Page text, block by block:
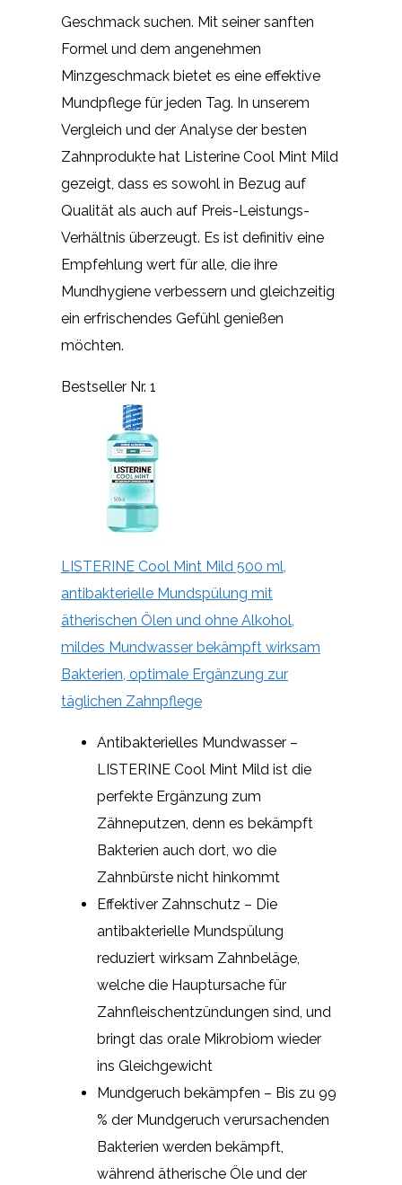
Geschmack suchen. Mit seiner sanften
Formel und dem angenehmen
Minzgeschmack bietet es eine effektive
Mundpflege für jeden Tag. In unserem
Vergleich und der Analyse der besten
Zahnprodukte hat Listerine Cool Mint Mild
gezeigt, dass es sowohl in Bezug auf
Qualität als auch auf Preis-Leistungs-
Verhältnis überzeugt. Es ist definitiv eine
Empfehlung wert für alle, die ihre
Mundhygiene verbessern und gleichzeitig
ein erfrischendes Gefühl genießen
möchten.
Bestseller Nr. 1
LISTERINE Cool Mint Mild 500 ml,
antibakterielle Mundspülung mit
ätherischen Ölen und ohne Alkohol,
mildes Mundwasser bekämpft wirksam
Bakterien, optimale Ergänzung zur
täglichen Zahnpflege
Antibakterielles Mundwasser –
LISTERINE Cool Mint Mild ist die
perfekte Ergänzung zum
Zähneputzen, denn es bekämpft
Bakterien auch dort, wo die
Zahnbürste nicht hinkommt
Effektiver Zahnschutz – Die
antibakterielle Mundspülung
reduziert wirksam Zahnbeläge,
welche die Hauptursache für
Zahnfleischentzündungen sind, und
bringt das orale Mikrobiom wieder
ins Gleichgewicht
Mundgeruch bekämpfen – Bis zu 99
% der Mundgeruch verursachenden
Bakterien werden bekämpft,
während ätherische Öle und der